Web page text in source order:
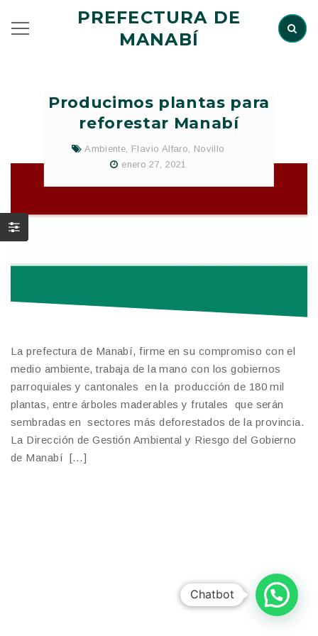
PREFECTURA DE
MANABÍ
Producimos plantas para
reforestar Manabí
Ambiente Flavio Alfaro
Novillo
enero 27, 2021
La prefectura de Manabí, firme en su compromiso con el
medio ambiente, trabaja de la mano con los gobiernos
parroquiales y cantonales en la producción de 180 mil
plantas, entre árboles maderables y frutales que serán
sembradas en sectores más deforestados de la provincia.
La Dirección de Gestión Ambiental y Riesgo del Gobierno
de Manabí […]
Chatbot